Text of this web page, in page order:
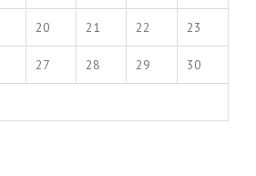
20 21 22 23
27 28 29 30